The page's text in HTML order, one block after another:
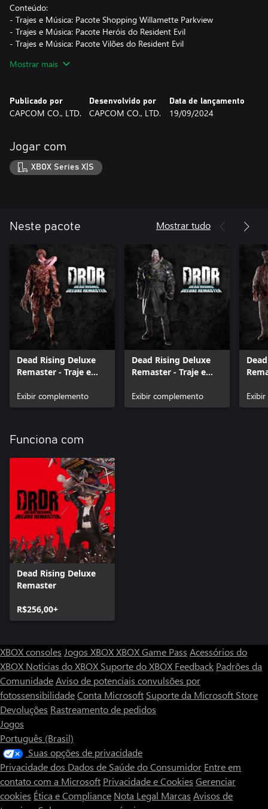
Conteúdo:
- Trajes e Música: Pacote Shopping Willamette Parkview
- Trajes e Música: Pacote Heróis do Resident Evil
- Trajes e Música: Pacote Vilões do Resident Evil
- Trajes e Música: Pacote Capcom Fighters
Segurança, dentro do jogo.
*As músicas podem ser escolhidas através da opção "Mudar
Mostrar mais
Publicado por
CAPCOM CO., LTD.
Desenvolvido por
CAPCOM CO., LTD.
Data de lançamento
19/09/2024
Jogar com
XBOX Series X|S
Neste pacote Mostrar tudo
Dead Rising Deluxe
Remaster - Traje e
Exibir complemento
Dead Rising Deluxe
Remaster - Traje e
Exibir complemento
Funciona com
Dead Rising Deluxe
Remaster
R$256,00+
XBOX consoles Jogos XBOXXBOX Game Pass Acessórios do
XBOX Notícias do XBOX Suporte do XBOX Feedback Padrões da
ComunidadeAviso de potenciais convulsões por
fotossensibilidadeConta Microsoft Suporte da Microsoft Store
Devoluções Rastreamento de pedidos
Jogos
Português (Brasil)
Suas opções de privacidade
Privacidade dos Dados de Saúde do Consumidor Entre em
contato com a Microsoft Privacidade e Cookies Gerenciar
cookies Ética e Compliance Nota Legal Marcas Avisos de